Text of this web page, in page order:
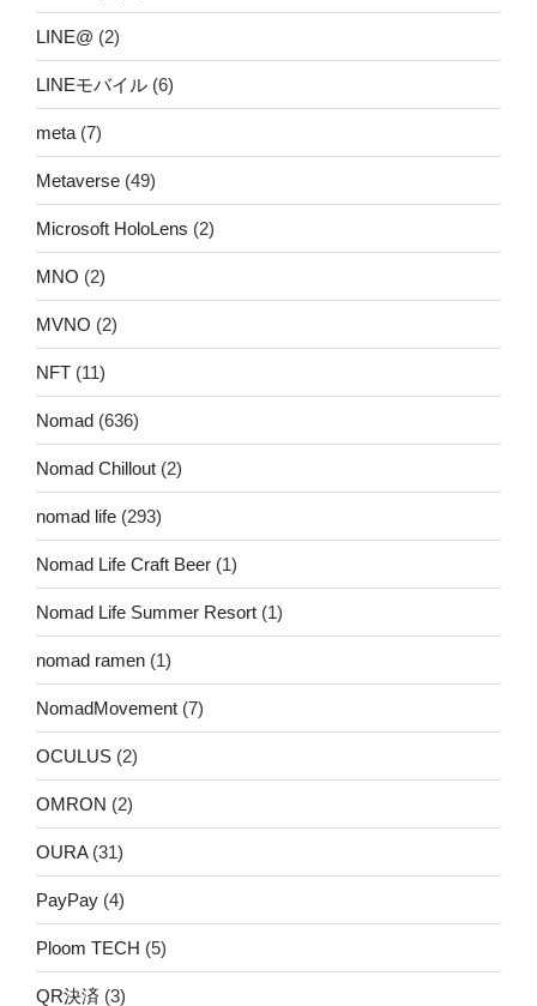
LINE@ (2)
LINEモバイル (6)
meta (7)
Metaverse (49)
Microsoft HoloLens (2)
MNO (2)
MVNO (2)
NFT (11)
Nomad (636)
Nomad Chillout (2)
nomad life (293)
Nomad Life Craft Beer (1)
Nomad Life Summer Resort (1)
nomad ramen (1)
NomadMovement (7)
OCULUS (2)
OMRON (2)
OURA(31)
PayPay (4)
Ploom TECH (5)
QR決済 (3)